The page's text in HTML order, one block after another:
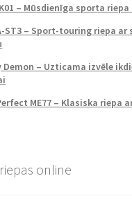
– Mūsdienīga sporta
ST3 – Sport-touring riepa ar
Demon – Uzticama izvēle
ME77 – Klasiska riepa
online